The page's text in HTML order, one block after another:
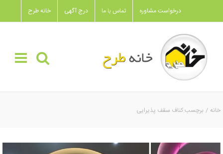
to
content
خانه طرح درج آگهی تماس با ما درخواست مشاوره
خانه برچسب:کناف سقف پذیرایی